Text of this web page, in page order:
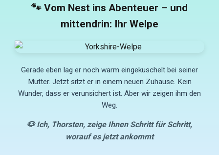
🐾 Vom Nest ins Abenteuer – und
mittendrin: Ihr Welpe
Gerade eben lag er noch warm eingekuschelt bei seiner
Mutter. Jetzt sitzt er in einem neuen Zuhause. Kein
Wunder, dass er verunsichert ist. Aber wir zeigen ihm den
Weg.
🐶 Ich, Thorsten, zeige Ihnen Schritt für Schritt,
worauf es jetzt ankommt